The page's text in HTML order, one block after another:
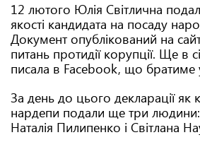
12 лютого Юлія Світлична
якості кандидата на посаду
Документ опублікований на
питань протидії корупції. Ще в
писала в Facebook, що братиме
За день до цього декларації як
нардепи подали ще три
Наталія Пилипенко і Світлана